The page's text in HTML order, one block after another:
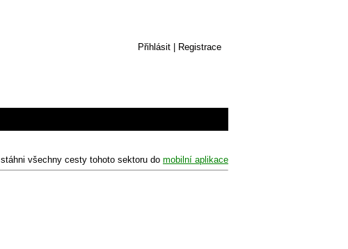
Přihlásit Registrace
stáhni všechny cesty tohoto sektoru do mobilní aplikace